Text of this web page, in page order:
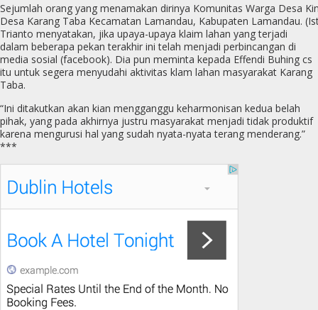
Sejumlah orang yang menamakan dirinya Komunitas Warga Desa
Desa Karang Taba Kecamatan Lamandau, Kabupaten Lamandau.
Trianto menyatakan, jika upaya-upaya klaim lahan yang terjadi
dalam beberapa pekan terakhir ini telah menjadi perbincangan di
media sosial (facebook). Dia pun meminta kepada Effendi Buhing cs
itu untuk segera menyudahi aktivitas klam lahan masyarakat Karang
Taba.
“Ini ditakutkan akan kian mengganggu keharmonisan kedua belah
pihak, yang pada akhirnya justru masyarakat menjadi tidak produktif
karena mengurusi hal yang sudah nyata-nyata terang menderang.”
***